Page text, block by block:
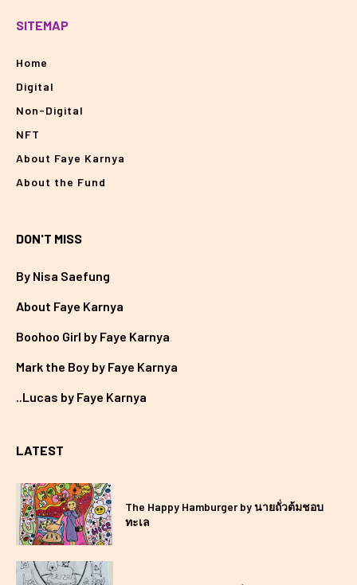
SITEMAP
Home
Digital
Non-Digital
NFT
About Faye Karnya
About the Fund
DON'T MISS
By Nisa Saefung
About Faye Karnya
Boohoo Girl by Faye Karnya
Mark the Boy by Faye Karnya
..Lucas by Faye Karnya
LATEST
The Happy Hamburger by นายถั่วต้มชอบ
ทะเล